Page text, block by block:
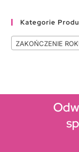
Kategorie
ZAKOŃCZENIE